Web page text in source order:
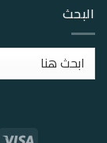
البحث